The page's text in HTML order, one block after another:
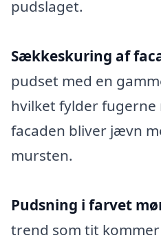
pudslaget.
Sækkeskuring af
pudset med en
hvilket fylder fugerne
facaden bliver jævn
mursten.
Pudsning i farvet
trend som tit